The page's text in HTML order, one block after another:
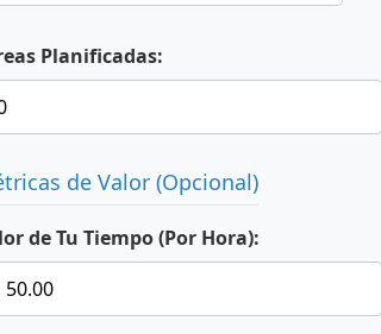
Planificadas:
de Valor (Opcional)
de Tu Tiempo (Por Hora):